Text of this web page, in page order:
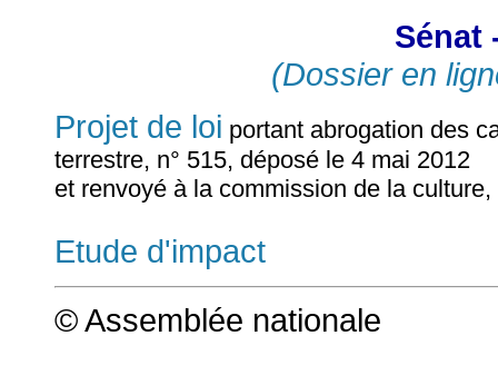
Sénat
(Dossier en
Projet de loi portant abrogation des
terrestre, n° 515, déposé le 4 mai 2012
et renvoyé à la commission de la
Etude d'impact
© Assemblée nationale